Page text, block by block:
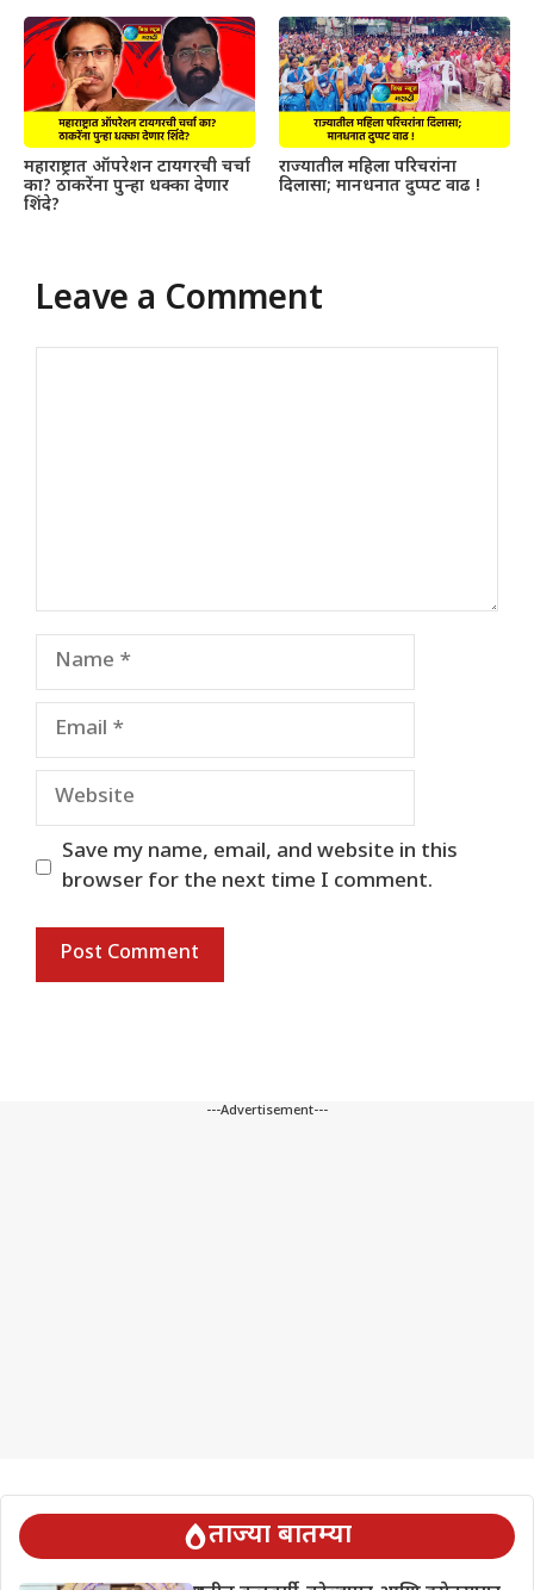
महाराष्ट्रात ऑपरेशन टायगरची चर्चा
का? ठाकरेंना पुन्हा धक्का देणार
शिंदे?
राज्यातील महिला परिचरांना
दिलासा; मानधनात दुप्पट वाढ !
Leave a Comment
Name
Email
Website
Save my name, email, and website in this
browser for the next time I comment.
---Advertisement---
ताज्या बातम्या